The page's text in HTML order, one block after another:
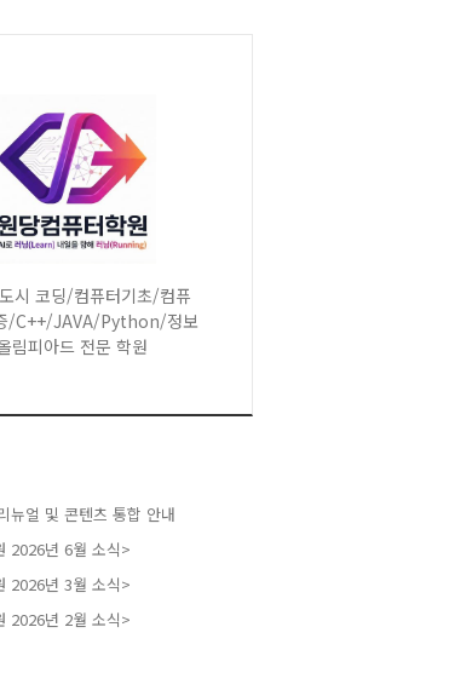
시 코딩/컴퓨터기초/컴퓨
/C++/JAVA/Python/정보
림피아드 전문 학원
뉴얼 및 콘텐츠 통합 안내
2026년 6월 소식>
2026년 3월 소식>
2026년 2월 소식>